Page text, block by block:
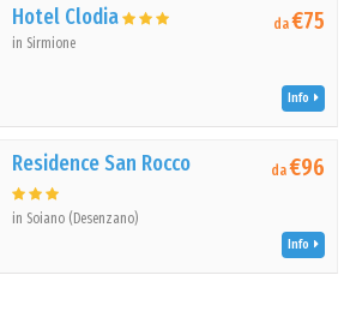
Hotel Clodia
in Sirmione
da€75
Info
Residence San Rocco
in Soiano (Desenzano)
da€96
Info